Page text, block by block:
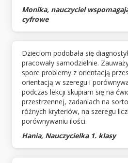
Monika, nauczyciel
cyfrowe
Dzieciom podobała się
pracowały samodzielnie.
spore problemy z orientacją
orientacją w szeregu i
podczas lekcji skupiam się na
przestrzennej, zadaniach na
różnych kryteriów, na szeregu
porównywaniu ilości.
Hania, Nauczycielka 1. klasy